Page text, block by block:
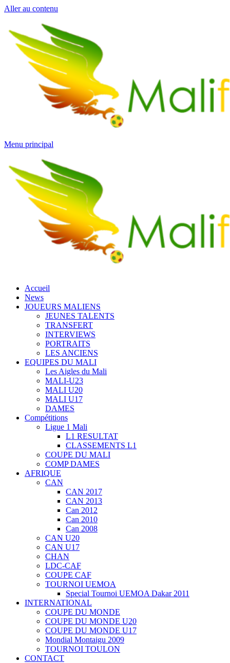
Aller au contenu
Menu principal
Accueil
News
JOUEURS MALIENS
JEUNES TALENTS
TRANSFERT
INTERVIEWS
PORTRAITS
LES ANCIENS
EQUIPES DU MALI
Les Aigles du Mali
MALI-U23
MALI U20
MALI U17
DAMES
Compétitions
Ligue 1 Mali
L1 RESULTAT
CLASSEMENTS L1
COUPE DU MALI
COMP DAMES
AFRIQUE
CAN
CAN 2017
CAN 2013
Can 2012
Can 2010
Can 2008
CAN U20
CAN U17
CHAN
LDC-CAF
COUPE CAF
TOURNOI UEMOA
Special Tournoi UEMOA Dakar 2011
INTERNATIONAL
COUPE DU MONDE
COUPE DU MONDE U20
COUPE DU MONDE U17
Mondial Montaigu 2009
TOURNOI TOULON
CONTACT